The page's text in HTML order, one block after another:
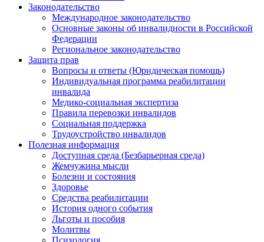
Законодательство
Международное законодательство
Основные законы об инвалидности в Российской
Федерации
Региональное законодательство
Защита прав
Вопросы и ответы (Юридическая помощь)
Индивидуальная программа реабилитации
инвалида
Медико-социальная экспертиза
Правила перевозки инвалидов
Социальная поддержка
Трудоустройство инвалидов
Полезная информация
Доступная среда (Безбарьерная среда)
Жемчужина мысли
Болезни и состояния
Здоровье
Средства реабилитации
История одного события
Льготы и пособия
Молитвы
Психология